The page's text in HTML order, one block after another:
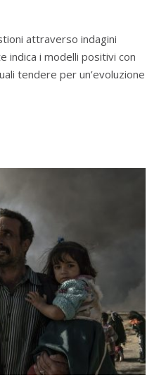
attraverso indagini
indica i modelli positivi con
tendere per un’evoluzione